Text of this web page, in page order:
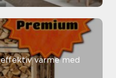
varme med